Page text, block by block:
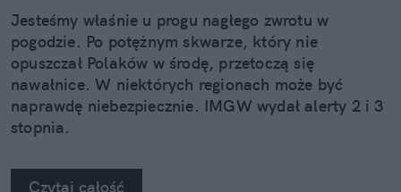
Jesteśmy właśnie u progu nagłego zwrotu w
pogodzie. Po potężnym skwarze, który nie
opuszczał Polaków w środę, przetoczą się
nawałnice. W niektórych regionach może być
naprawdę niebezpiecznie. IMGW wydał alerty 2 i 3
stopnia.
Czytaj całość